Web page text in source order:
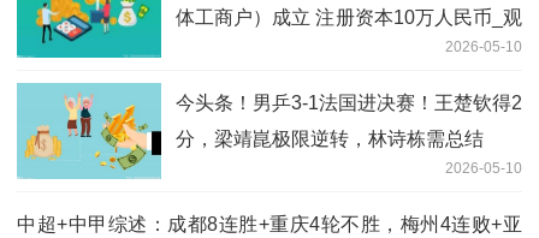
体工商户）成立 注册资本10万人民币_观
2026-05-10
今头条！男乒3-1法国进决赛！王楚钦得2
分，梁靖崑极限逆转，林诗栋需总结
2026-05-10
中超+中甲综述：成都8连胜+重庆4轮不胜，梅州4连败+亚